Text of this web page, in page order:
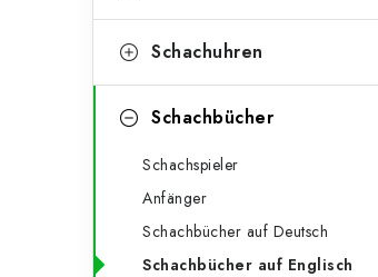
l
e
i
Schachuhren
Schachbücher
Schachspieler
Anfänger
Schachbücher auf Deutsch
Schachbücher auf Englisch